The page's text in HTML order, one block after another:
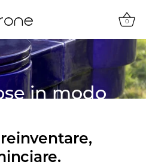
0
in modo
presso Trone.